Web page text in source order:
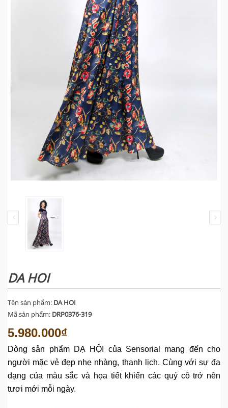
DA HOI
Tên sản phẩm: DA HOI
Mã sản phẩm: DRP0376-319
5.980.000₫
Dòng sản phẩm DẠ HỘI của Sensorial mang đến cho
người mặc vẻ đẹp nhẹ nhàng, thanh lịch. Cùng với sự đa
dạng của màu sắc và họa tiết khiến các quý cô trở nên
tươi mới mỗi ngày.